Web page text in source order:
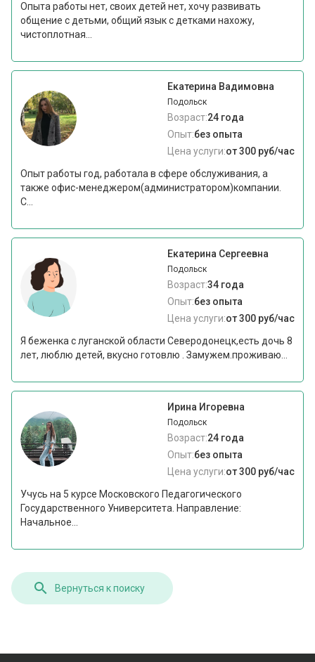
Опыта работы нет, своих детей нет, хочу развивать
общение с детьми, общий язык с детками нахожу,
чистоплотная...
Екатерина Вадимовна
Подольск
Возраст:24 года
Опыт:без опыта
Цена услуги:от 300 руб/час
Опыт работы год, работала в сфере обслуживания, а
также офис-менеджером(администратором)компании.
С...
Екатерина Сергеевна
Подольск
Возраст:34 года
Опыт:без опыта
Цена услуги:от 300 руб/час
Я беженка с луганской области Северодонецк,есть дочь 8
лет, люблю детей, вкусно готовлю . Замужем.проживаю...
Ирина Игоревна
Подольск
Возраст:24 года
Опыт:без опыта
Цена услуги:от 300 руб/час
Учусь на 5 курсе Московского Педагогического
Государственного Университета. Направление:
Начальное...
Вернуться к поиску